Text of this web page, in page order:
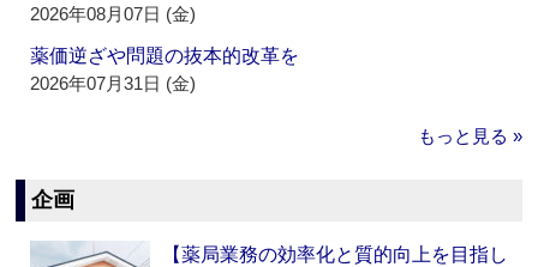
2026年08月07日 (金)
薬価逆ざや問題の抜本的改革を
2026年07月31日 (金)
もっと見る »
企画
【薬局業務の効率化と質的向上を目指し